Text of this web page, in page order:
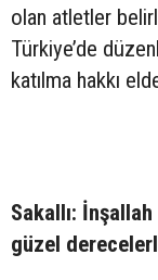
olan atletler
Türkiye’de
katılma hakkı
Sakallı:
güzel